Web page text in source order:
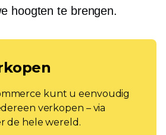
hoogten te brengen.
kunt u eenvoudig
verkopen – via
de hele wereld.